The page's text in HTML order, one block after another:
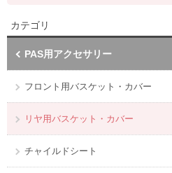
カテゴリ
PAS用アクセサリー
フロント用バスケット・カバー
リヤ用バスケット・カバー
チャイルドシート